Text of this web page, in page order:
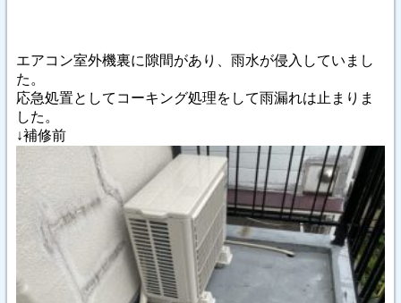
エアコン室外機裏に隙間があり、雨水が侵入していまし
た。
応急処置としてコーキング処理をして雨漏れは止まりま
した。
↓補修前